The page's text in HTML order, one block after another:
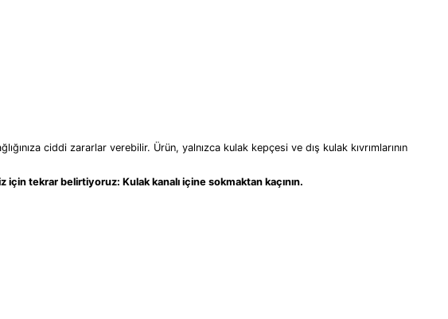
ciddi zararlar verebilir. Ürün, yalnızca kulak kepçesi ve dış kulak kıvrımlarının
için tekrar belirtiyoruz: Kulak kanalı içine sokmaktan kaçının.